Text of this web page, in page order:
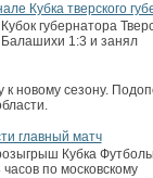
Кубка тверского
губернатора
1:3 и занял
новому сезону.
главный матч
Кубка
по московскому